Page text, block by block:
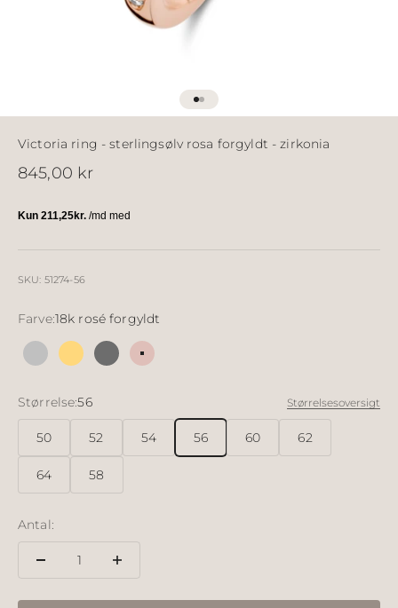
Gå til element 1
Gå til element 2
Victoria ring - sterlingsølv rosa forgyldt - zirkonia
Salgspris
845,00 kr
SKU: 51274-56
Farve:18k rosé forgyldt
Sølv 18k forgyldt sølv
Sølv sort ruthineret
18k rosé forgyldt
Størrelse:56 Størrelsesoversigt
50 52 54 56 60 62
64 58
Antal: